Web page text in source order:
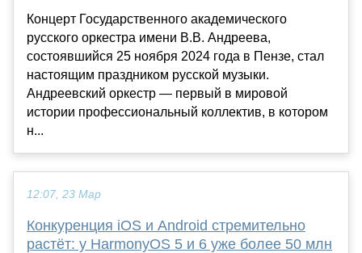
Концерт Государственного академического
русского оркестра имени В.В. Андреева,
состоявшийся 25 ноября 2024 года в Пензе, стал
настоящим праздником русской музыки.
Андреевский оркестр — первый в мировой
истории профессиональный коллектив, в котором
н...
12:07, 23 Мар
Конкуренция iOS и Android стремительно
растёт: у HarmonyOS 5 и 6 уже более 50 млн